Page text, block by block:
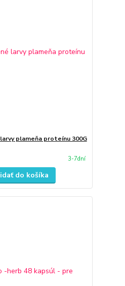
plameňa proteínu 300G
3-7dní
do košíka